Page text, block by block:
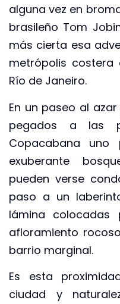
alguna vez en
brasileño Tom
más cierta esa
metrópolis costera
Río de Janeiro.
En un paseo al
pegados a las
Copacabana
exuberante
pueden verse
paso a un
lámina colocadas
afloramiento
barrio marginal.
Es esta
ciudad y